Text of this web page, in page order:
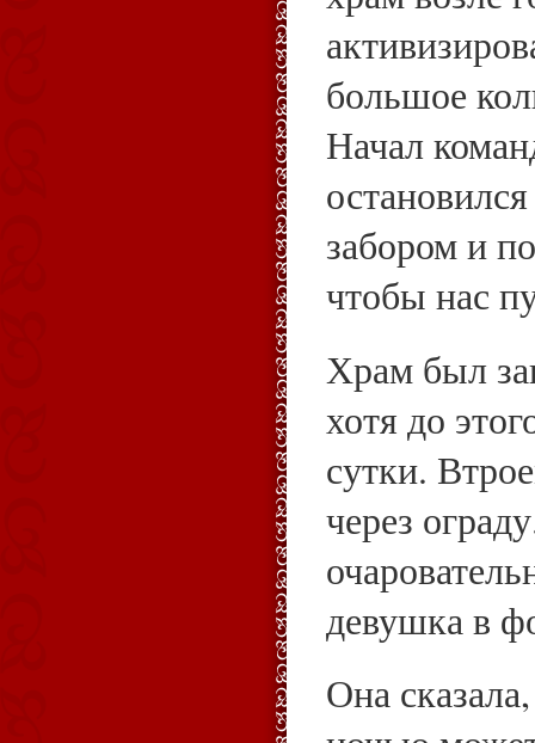
большое
Начал
забором и
чтобы нас
Храм был
хотя до
сутки.
через
девушка в
Она